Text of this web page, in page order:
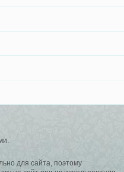
для сайта, поэтому